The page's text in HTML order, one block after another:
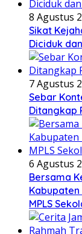
1
8
Ridwan
Ke
2
21 Juli 2018
Pemohon
Memiliki
3
15
Awas
Jabar
4
15 Oktober
Sebelum
Banyak
5
15 Juni